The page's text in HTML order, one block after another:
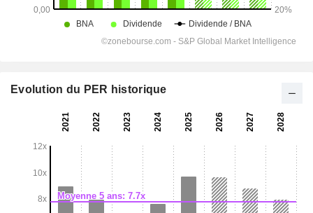
Evolution du PER historique